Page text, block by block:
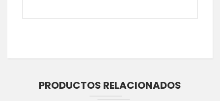
PRODUCTOS RELACIONADOS